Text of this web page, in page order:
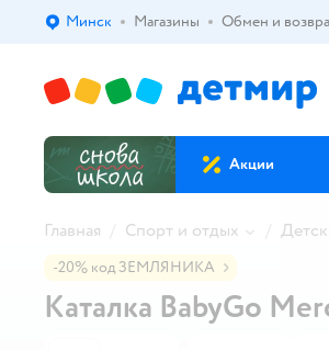
Выбор адреса доставки.
Минск Магазины Обмен и
Акции
Главная Спорт и отдых
-20% код ЗЕМЛЯНИКА
Каталка BabyGo